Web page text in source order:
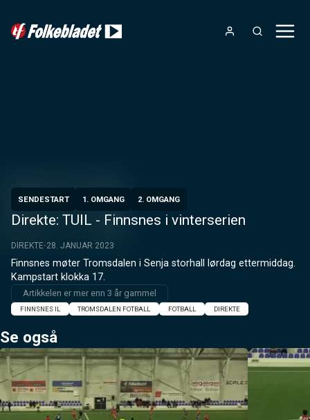
SENDESTART 1. OMGANG 2. OMGANG
Direkte: TUIL - Finnsnes i vinterserien
DIREKTE 28. JANUAR 2023
Finnsnes møter Tromsdalen i Senja storhall lørdag ettermiddag.
Kampstart klokka 17.
Artikkelen er mer enn 3 år gammel
FINNSNES IL TROMSDALEN FOTBALL FOTBALL DIREKTE
Se også